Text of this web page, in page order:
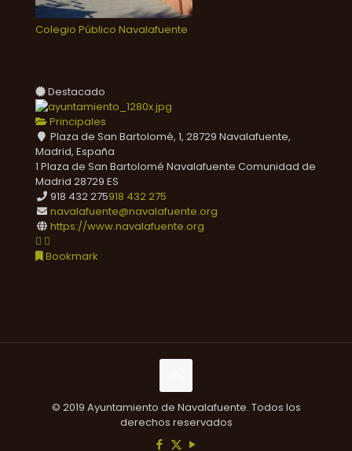
Colegio Público Navalafuente
Destacado
Principales
Plaza de San Bartolomé, 1, 28729 Navalafuente,
Madrid, España
1 Plaza de San Bartolomé Navalafuente Comunidad de
Madrid 28729 ES
918 432 275918 432 275
navalafuente@navalafuente.org
https://www.navalafuente.org
Bookmark
© 2019 Ayuntamiento de Navalafuente. Todos los
derechos reservados